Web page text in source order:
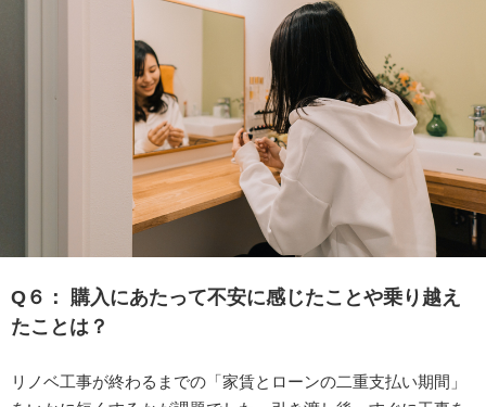
Q６：
購入にあたって不安に感じたことや乗り越え
たことは？
リノベ工事が終わるまでの「家賃とローンの二重支払い期間」